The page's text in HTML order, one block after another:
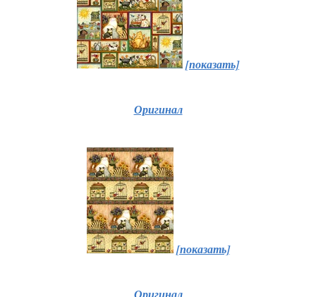
[показать]
Оригинал
[показать]